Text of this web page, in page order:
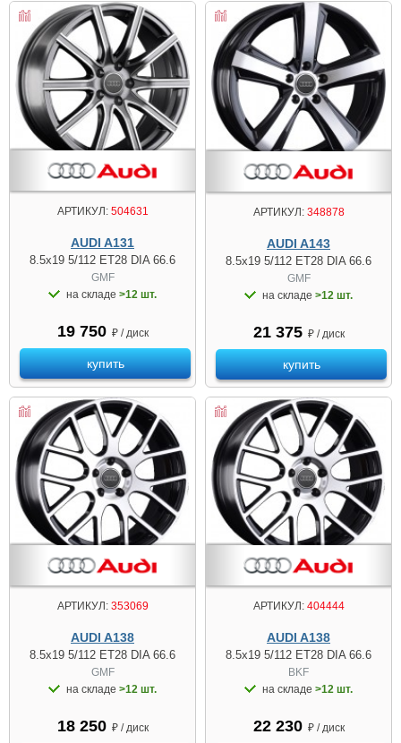
АРТИКУЛ:504631
AUDI A131
8.5x19 5/112 ET28 DIA 66.6
GMF
на складе >12 шт.
19 750 ₽ / диск
купить
АРТИКУЛ:348878
AUDI A143
8.5x19 5/112 ET28 DIA 66.6
GMF
на складе >12 шт.
21 375 ₽ / диск
купить
АРТИКУЛ:353069
AUDI A138
8.5x19 5/112 ET28 DIA 66.6
GMF
на складе >12 шт.
18 250 ₽ / диск
АРТИКУЛ:404444
AUDI A138
8.5x19 5/112 ET28 DIA 66.6
BKF
на складе >12 шт.
22 230 ₽ / диск